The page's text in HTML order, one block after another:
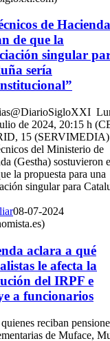
de
de que la
singular
sería
de 2024, 20:15 h
15
del Ministerio de
(Gestha) sostuvieron
la propuesta para una
singular para
08-07-2024
aclara a qué
le afecta la
del IRPF e
a funcionarios
reciban
de Muface,